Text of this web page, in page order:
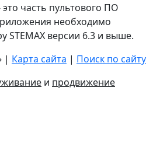
часть пультового ПО
необходимо
STEMAX версии 6.3 и выше.
| Карта сайта | Поиск по сайту
и продвижение